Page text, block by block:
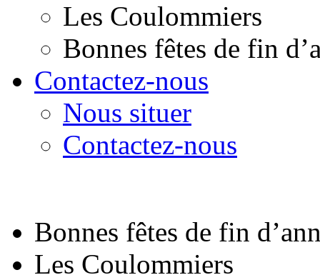
Les Coulommiers
Bonnes fêtes de fin
Contactez-nous
Nous situer
Contactez-nous
Bonnes fêtes de fin
Les Coulommiers